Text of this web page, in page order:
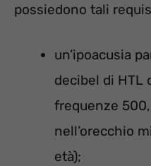
possiedono tali
un’ipoacusia
decibel di HTL
frequenze
nell’orecchio
età);